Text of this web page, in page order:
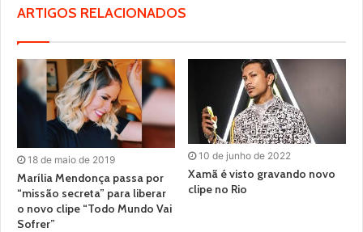
ARTIGOS RELACIONADOS
18 de maio de 2019
Marília Mendonça passa por
“missão secreta” para liberar
o novo clipe “Todo Mundo Vai
Sofrer”
10 de junho de 2022
Xamã é visto gravando novo
clipe no Rio